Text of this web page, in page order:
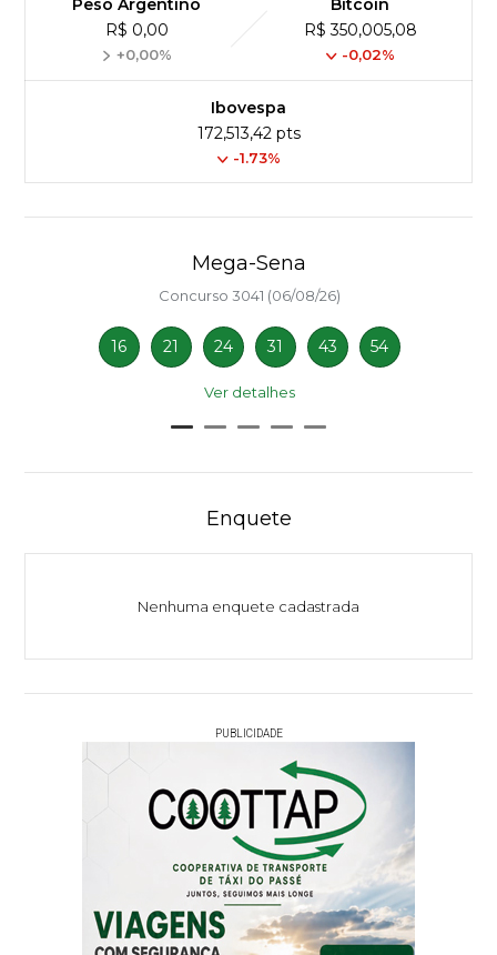
Peso Argentino
R$ 0,00
+0,00%
Bitcoin
R$ 350,005,08
-0,02%
Ibovespa
172,513,42 pts
-1.73%
Mega-Sena
Concurso 3041 (06/08/26)
16 21 24 31 43 54
Ver detalhes
Enquete
Nenhuma enquete cadastrada
PUBLICIDADE